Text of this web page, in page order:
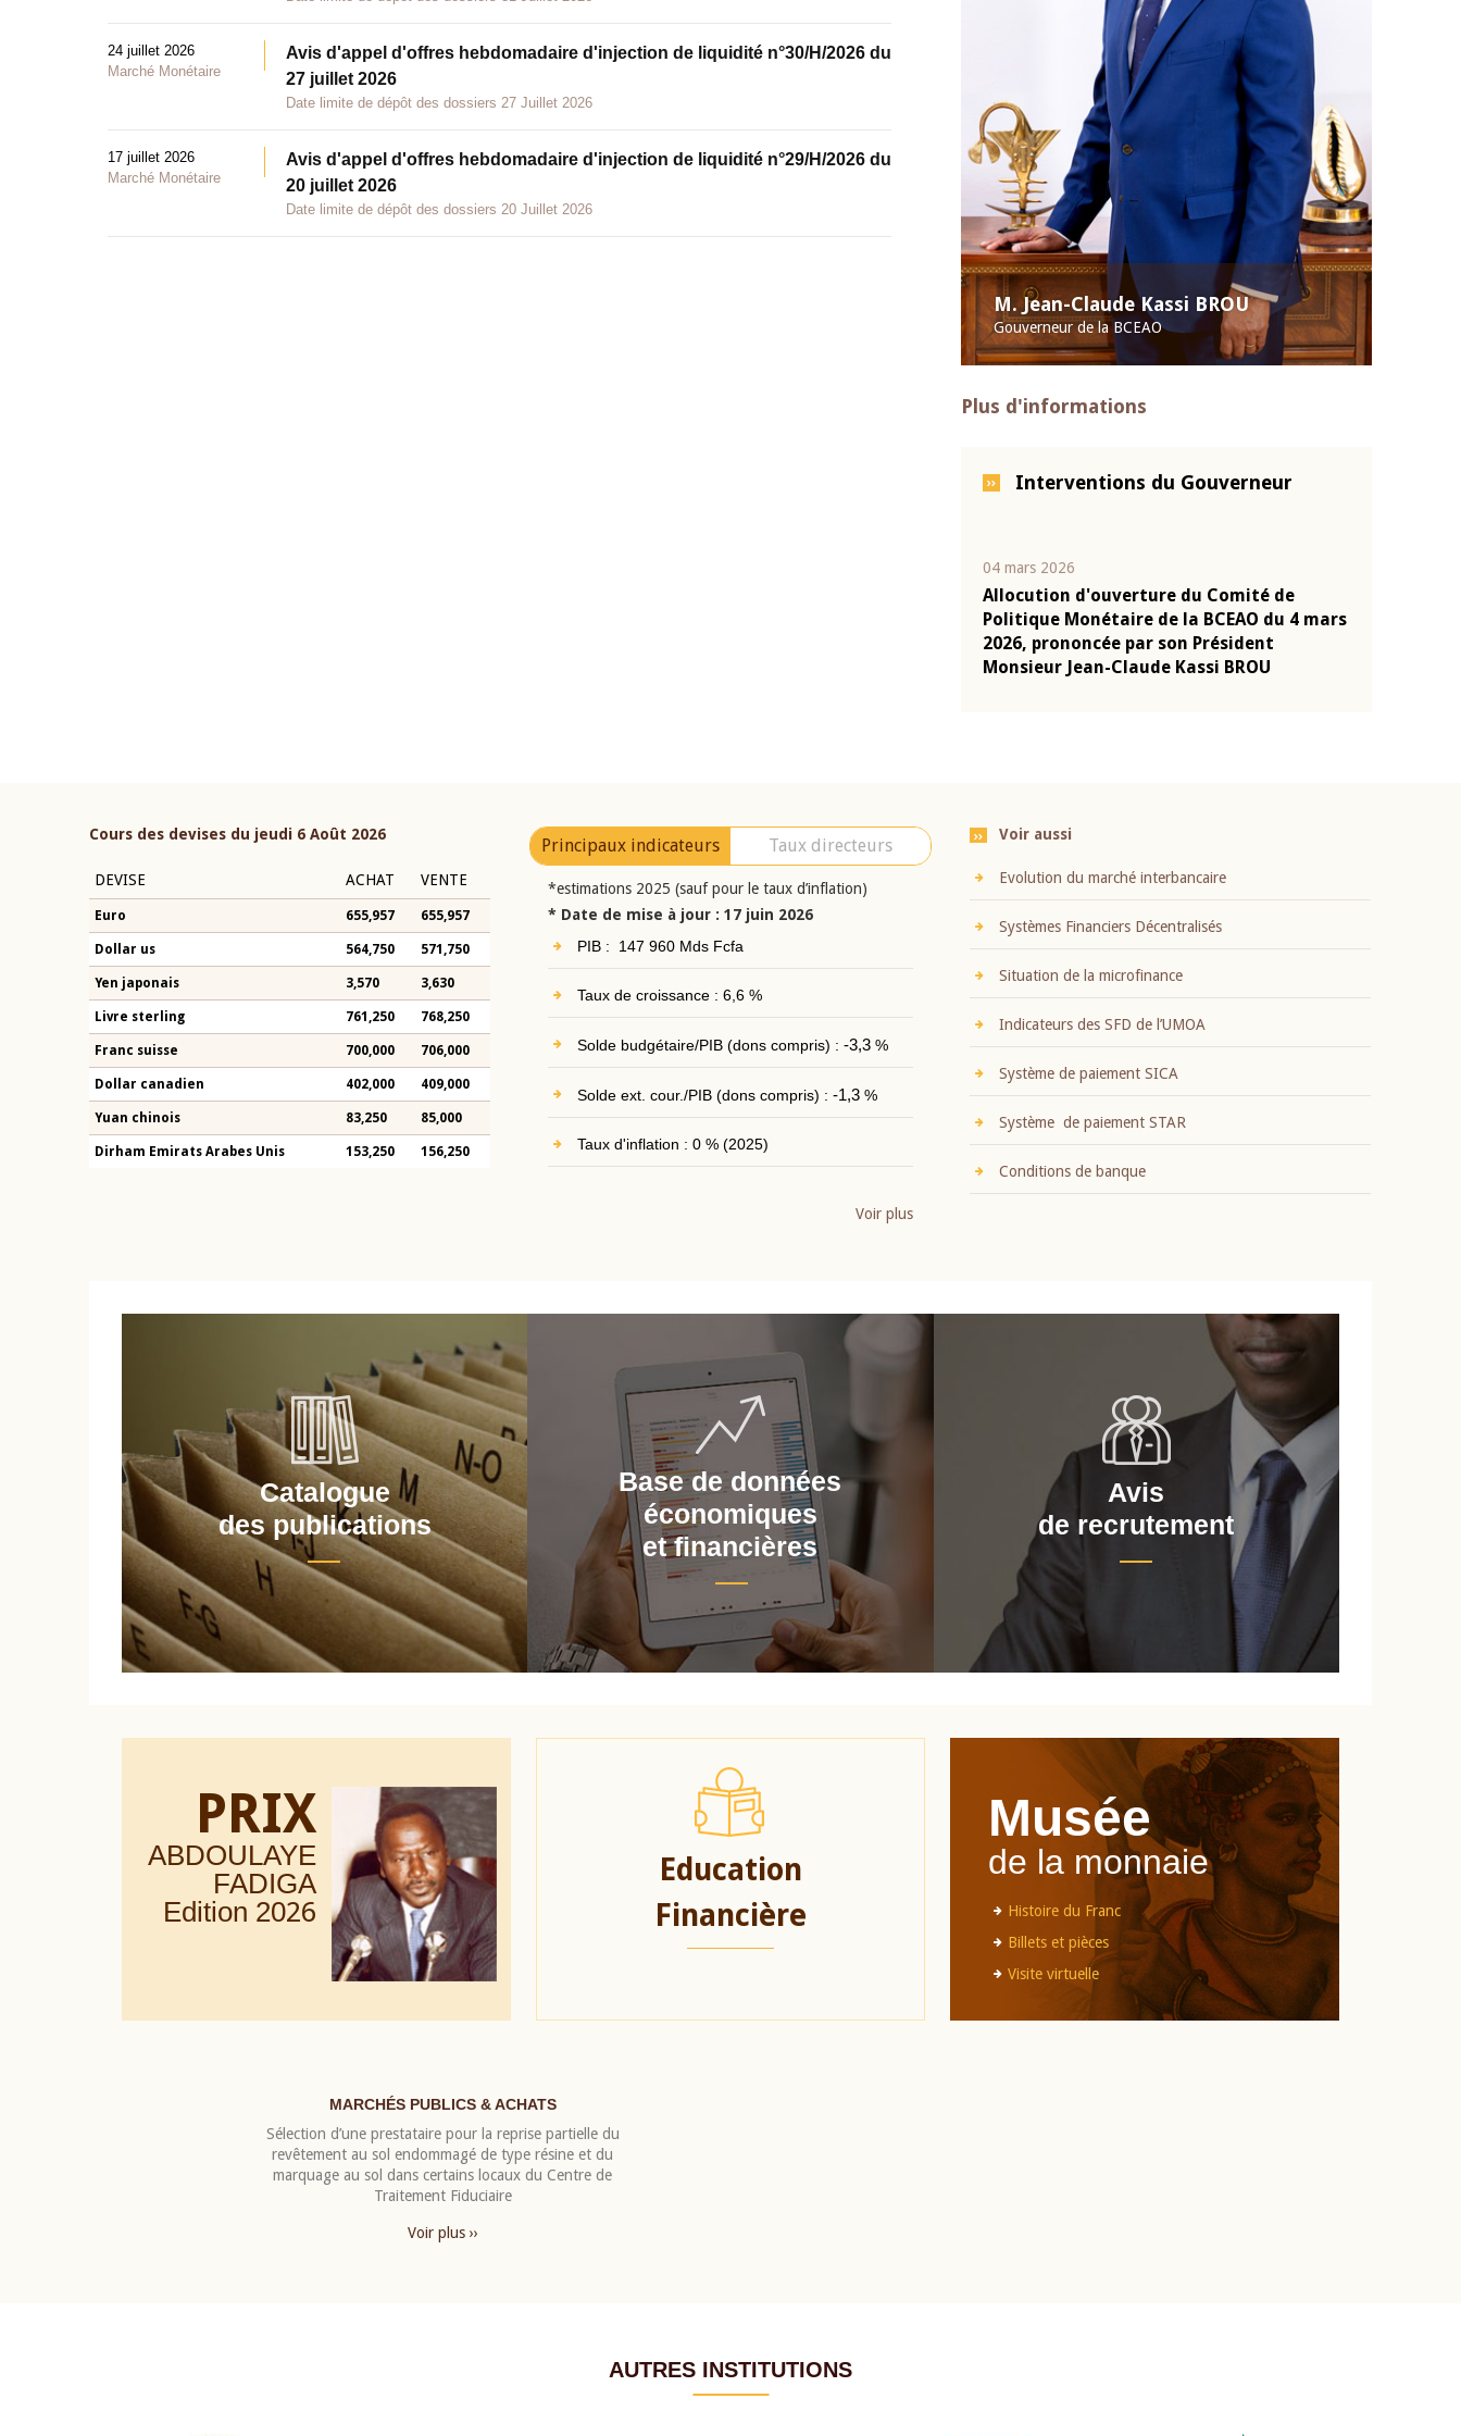
M. Jean-Claude Kassi BROU
Gouverneur de la BCEAO
Plus d'informations
Interventions du Gouverneur
04 mars 2026
Allocution d'ouverture du Comité de
Politique Monétaire de la BCEAO du 4 mars
2026, prononcée par son Président
Monsieur Jean-Claude Kassi BROU
24 juillet 2026
Marché Monétaire
Avis d'appel d'offres hebdomadaire d'injection de liquidité n°30/H/2026 du
27 juillet 2026
Date limite de dépôt des dossiers 27 Juillet 2026
17 juillet 2026
Marché Monétaire
Avis d'appel d'offres hebdomadaire d'injection de liquidité n°29/H/2026 du
20 juillet 2026
Date limite de dépôt des dossiers 20 Juillet 2026
Cours des devises du jeudi 6 Août 2026
DEVISE ACHAT VENTE
Euro 655,957 655,957
Dollar us 564,750 571,750
Yen japonais 3,570 3,630
Livre sterling 761,250 768,250
Franc suisse 700,000 706,000
Dollar canadien 402,000 409,000
Yuan chinois 83,250 85,000
Dirham Emirats Arabes Unis 153,250 156,250
Principaux indicateurs Taux directeurs
*estimations 2025 (sauf pour le taux d’inflation)
* Date de mise à jour : 17 juin 2026
PIB : 147 960 Mds Fcfa
Taux de croissance : 6,6 %
Solde budgétaire/PIB (dons compris) : -3,3%
Solde ext. cour./PIB (dons compris) : -1,3%
Taux d'inflation : 0 % (2025)
Voir plus
Voir aussi
Evolution du marché interbancaire
Systèmes Financiers Décentralisés
Situation de la microfinance
Indicateurs des SFD de l’UMOA
Système de paiement SICA
Système de paiement STAR
Conditions de banque
Catalogue
des publications
Base de données
économiques
et financières
Avis
de recrutement
PRIX
ABDOULAYE
FADIGA
Edition 2026
Education
Financière
Musée
de la monnaie
Histoire du Franc
Billets et pièces
Visite virtuelle
MARCHÉS PUBLICS & ACHATS
Sélection d’une prestataire pour la reprise partielle du
revêtement au sol endommagé de type résine et du
marquage au sol dans certains locaux du Centre de
Traitement Fiduciaire
Voir plus ››
AUTRES INSTITUTIONS